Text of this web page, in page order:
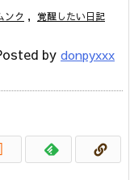
ンク , 覚醒したい日記
by donpyxxx